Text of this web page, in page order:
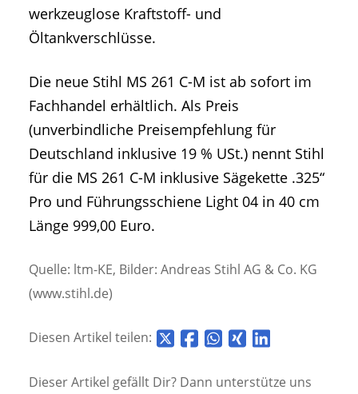
werkzeuglose Kraftstoff- und
Öltankverschlüsse.
Die neue Stihl MS 261 C-M ist ab sofort im
Fachhandel erhältlich. Als Preis
(unverbindliche Preisempfehlung für
Deutschland inklusive 19 % USt.) nennt Stihl
für die MS 261 C-M inklusive Sägekette .325“
Pro und Führungsschiene Light 04 in 40 cm
Länge 999,00 Euro.
Quelle: ltm-KE, Bilder: Andreas Stihl AG & Co. KG
(www.stihl.de)
Diesen Artikel teilen:
Dieser Artikel gefällt Dir? Dann unterstütze uns